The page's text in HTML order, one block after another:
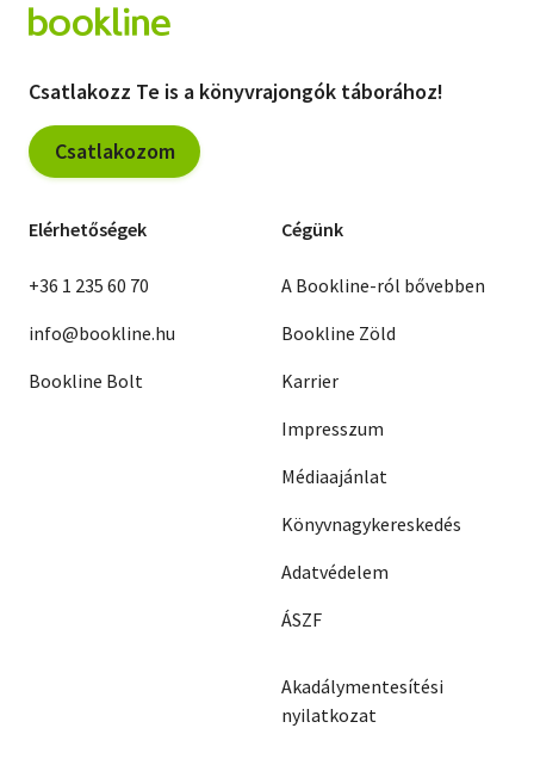
Csatlakozz Te is a könyvrajongók táborához!
Csatlakozom
Elérhetőségek
+36 1 235 60 70
info@bookline.hu
Bookline Bolt
Cégünk
A Bookline-ról bővebben
Bookline Zöld
Karrier
Impresszum
Médiaajánlat
Könyvnagykereskedés
Adatvédelem
ÁSZF
Akadálymentesítési
nyilatkozat